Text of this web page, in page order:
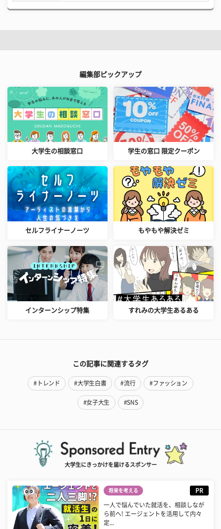
編集部ピックアップ
大学生の相談窓口 学生の窓口 限定クーポン
セルフライナーノーツ もやもや解決ゼミ
インターンシップ特集 すれみの大学生あるある
この記事に関連するタグ
#トレンド #大学生白書 #流行 #ファッション
#女子大生 #SNS
大学生にきっかけを届けるスポンサー
将来を考える PR
一人で悩んでいた就活を、相談しなが
ら前へ! エージェントを活用して内々
定...